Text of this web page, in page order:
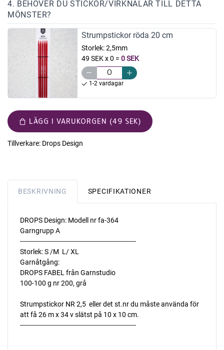
4. BEHÖVER DU STICKOR/VIRKNÅLAR TILL DETTA
MÖNSTER?
Strumpstickor röda 20 cm
Storlek:2,5mm
49 SEK x 0 = 0 SEK
1-2 vardagar
LÄGG I VARUKORGEN (49 SEK)
Tillverkare: Drops Design
BESKRIVNING SPECIFIKATIONER
DROPS Design: Modell nr fa-364
Garngrupp A
----------------------------------------------------------
Storlek: S /M  L/ XL
Garnåtgång:
DROPS FABEL från Garnstudio
100-100 g nr 200, grå
Strumpstickor NR 2,5  eller det st.nr du måste använda för
att få 26 m x 34 v slätst på 10 x 10 cm.
----------------------------------------------------------